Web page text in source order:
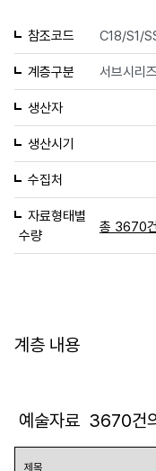
참조코드 C18/S1/
계층구분 서브시리
생산자
생산시기
수집처
자료형태별
수량
총 3670건
계층 내용
예술자료 3670건